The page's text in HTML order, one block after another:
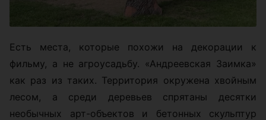
Есть места, которые похожи на декорации к
фильму, а не агроусадьбу. «Андреевская Заимка»
как раз из таких. Территория окружена хвойным
лесом, а среди деревьев спрятаны десятки
необычных арт-объектов и бетонных скульптур